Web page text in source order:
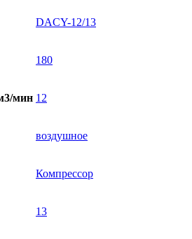
DACY-12/13
180
мин 12
воздушное
Компрессор
13